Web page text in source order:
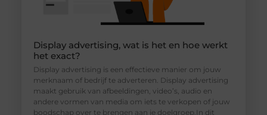
Display advertising, wat is het en hoe werkt
het exact?
Display advertising is een effectieve manier om jouw
merknaam of bedrijf te adverteren. Display advertising
maakt gebruik van afbeeldingen, video’s, audio en
andere vormen van media om iets te verkopen of jouw
boodschap over te brengen aan je doelgroep.In dit